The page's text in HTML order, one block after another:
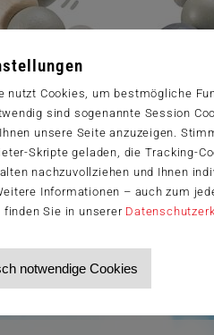
nutzt Cookies, um bestmögliche
sind sogenannte Session
unsere Seite anzuzeigen.
Skripte geladen, die Tracking-
nachzuvollziehen und Ihnen
Informationen – auch zum
finden Sie in unserer
notwendige Cookies